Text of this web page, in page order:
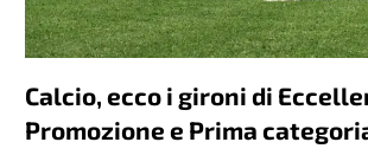
Calcio, ecco i gironi di
Promozione e Prima